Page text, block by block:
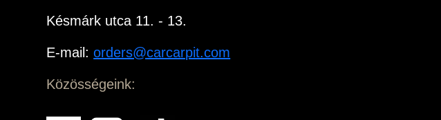
Késmárk utca 11. - 13.
E-mail:orders@carcarpit.com
Közösségeink: